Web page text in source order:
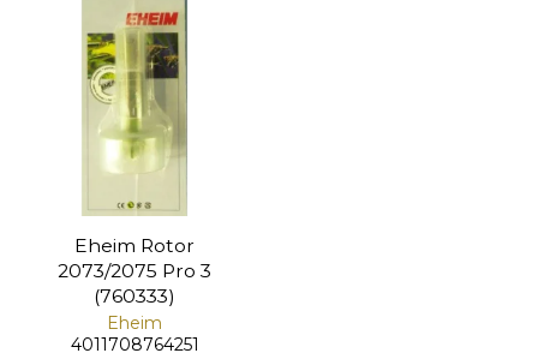
Eheim Rotor
2073/2075 Pro 3
(760333)
Eheim
4011708764251